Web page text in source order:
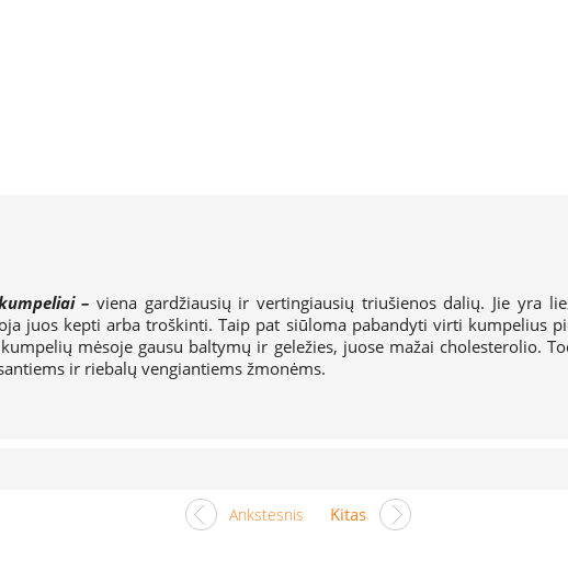
– viena gardžiausių ir vertingiausių triušienos dalių. Jie yra
juos kepti arba troškinti. Taip pat siūloma pabandyti virti kumpelius
mėsoje gausu baltymų ir geležies, juose mažai cholesterolio.
ir riebalų vengiantiems žmonėms.
Ankstesnis Kitas